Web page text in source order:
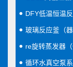
DFY低温恒温
玻璃反应釜（器
re旋转蒸发器（
循环水真空泵系